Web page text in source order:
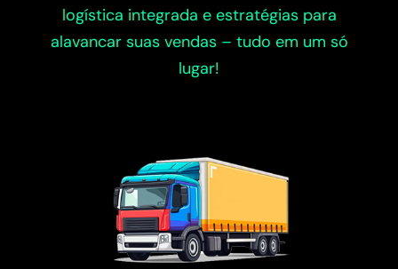
logística integrada e estratégias para
alavancar suas vendas – tudo em um só
lugar!